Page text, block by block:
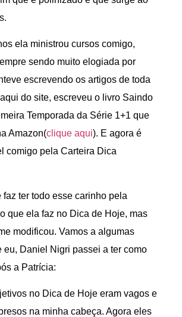
ela ministrou cursos comigo,
sendo muito elogiada por
escrevendo os artigos de toda
do site, escreveu o livro Saindo
Temporada da Série 1+1 que
Amazon(clique aqui). E agora é
comigo pela Carteira Dica
faz ter todo esse carinho pela
que ela faz no Dica de Hoje, mas
modificou. Vamos a algumas
eu, Daniel Nigri passei a ter como
a Patrícia:
no Dica de Hoje eram vagos e
na minha cabeça. Agora eles